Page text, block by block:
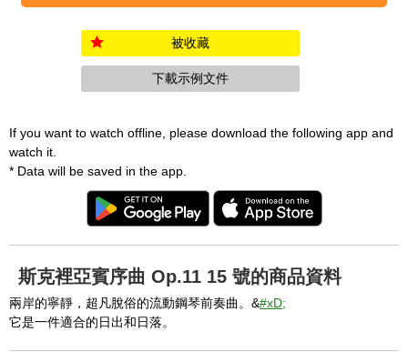
被收藏
下載示例文件
If you want to watch offline, please download the following app and
watch it.
* Data will be saved in the app.
斯克裡亞賓序曲 Op.11 15 號的商品資料
兩岸的寧靜，超凡脫俗的流動鋼琴前奏曲。&#xD;
它是一件適合的日出和日落。